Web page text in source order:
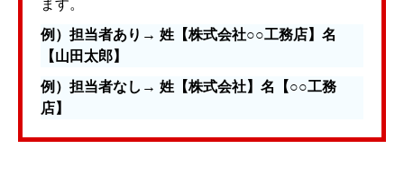
ます。
例）担当者あり→ 姓【株式会社○○工務店】名
【山田太郎】
例）担当者なし→ 姓【株式会社】名【○○工務
店】